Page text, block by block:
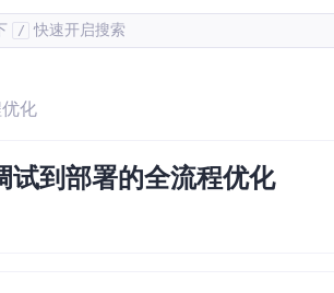
/ 快速开启搜索
化
试到部署的全流程优化